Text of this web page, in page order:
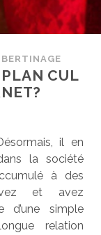
CUL
il en
la société
à des
et avez
d’une simple
relation